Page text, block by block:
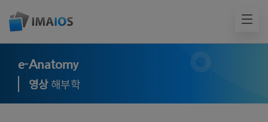
e-Anatomy
영상해부학